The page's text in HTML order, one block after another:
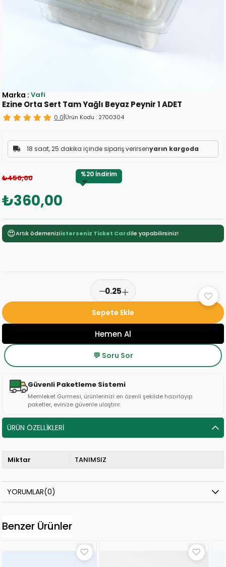
Ezine Orta Sert Tam Yağlı Beyaz Peynir 1 ADET
0.0|Ürün Kodu : 2700304
18 saat, 25 dakika içinde sipariş verirsenyarın kargoda
₺450,00 %20İndirim
₺360,00
Marka : Vafi
😍Artık ödemeniziisterseniz Ticket Cardile yapabilirsiniz!
💬 Soru Sor
Güvenli Paketleme Sistemi
Memleket Gurmesi, ürünlerinizi en özenli şekilde hazırlayıp
paketler, evinize güvenle ulaştırır.
ÜRÜN ÖZELLIKLERI
Miktar TANIMSIZ
YORUMLAR(0)
Benzer Ürünler